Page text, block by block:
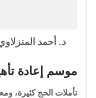
د. أحمد
موسم إعادة
تأملات الحج كثيرة،